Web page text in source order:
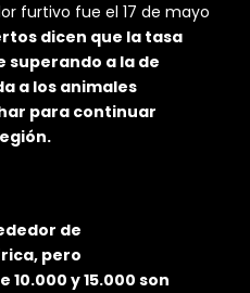
furtivo fue el 17 de mayo
dicen que la tasa
superando a la de
a los animales
para continuar
de
pero
y 15.000 son